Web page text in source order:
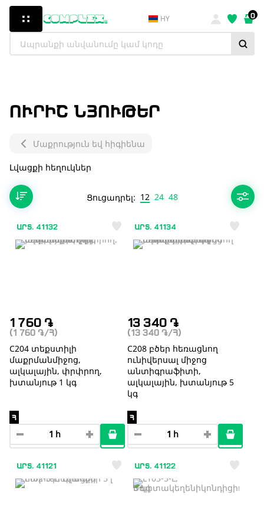
HY 0
ՈՒՐԻՇ ՆՅՈՒԹԵՐ
Մաքրություն եվ հիգիենա
Լվացքի հեղուկներ
Ցուցադրել: 12 24 48
ԱՐՏ. 41132
1 760 ֏
(1 760 ֏ /Հ)
С204 տեքստիլի
մաքրմանմիջոց,
ալկալային, փրփրող,
խտանյութ 1 կգ
Հ
ԱՐՏ. 41134
13 340 ֏
(13 340 ֏ /Հ)
С208 բծեր հեռացնող
ունիվերսալ միջոց
անտիգրաֆիտի,
ալկալային, խտանյութ 5
կգ
Հ
ԱՐՏ. 41121 ԱՐՏ. 41122